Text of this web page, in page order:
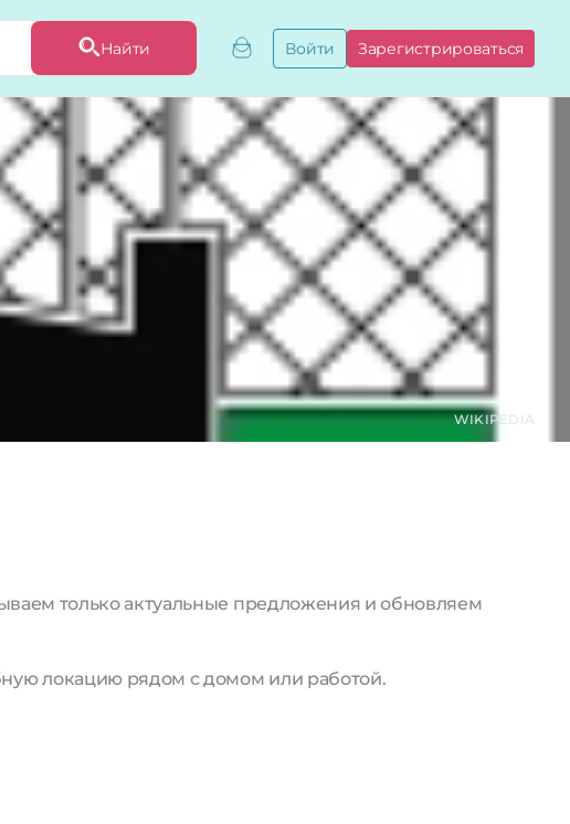
Найти
привязать бизнес
на привязку
Войти Зарегистрироваться
WIKIPEDIA
только актуальные предложения и обновляем
локацию рядом с домом или работой.